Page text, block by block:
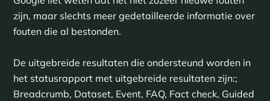
zijn, maar slechts meer gedetailleerde informatie over
fouten die al bestonden.
De uitgebreide resultaten die ondersteund worden in
het statusrapport met uitgebreide resultaten zijn:;
Breadcrumb, Dataset, Event, FAQ, Fact check, Guided